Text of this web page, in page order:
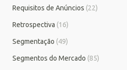
Requisitos de Anúncios (22)
Retrospectiva (16)
Segmentação (49)
Segmentos do Mercado (85)